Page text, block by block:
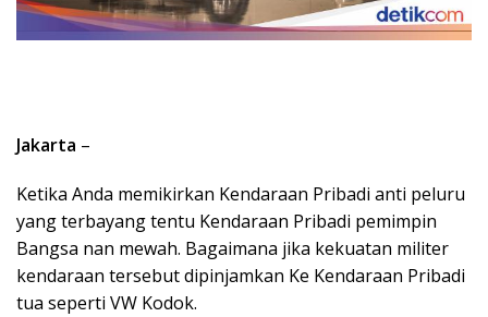
Jakarta –
Ketika Anda memikirkan Kendaraan Pribadi anti peluru
yang terbayang tentu Kendaraan Pribadi pemimpin
Bangsa nan mewah. Bagaimana jika kekuatan militer
kendaraan tersebut dipinjamkan Ke Kendaraan Pribadi
tua seperti VW Kodok.